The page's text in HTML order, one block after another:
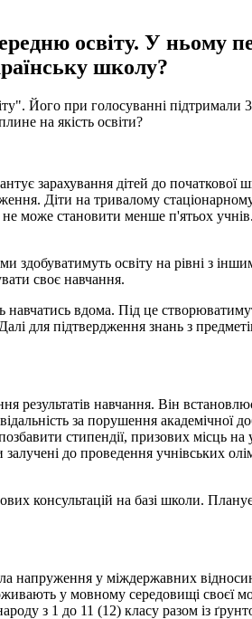
освіту. У ньому
школу?
Його при голосуванні підтримали
на якість освіти?
зарахування дітей до
Діти на тривалому
може становити менше п'ятьох
здобуватимуть освіту на рівні з
своє навчання.
вдома. Під це
для підтвердження знань з
навчання. Він
за порушення академічної
стипендії, призових місць на
до проведення учнівських
консультацій на базі школи.
напруження у міждержавних
у мовному середовищі
з 1 до 11 (12) класу разом із